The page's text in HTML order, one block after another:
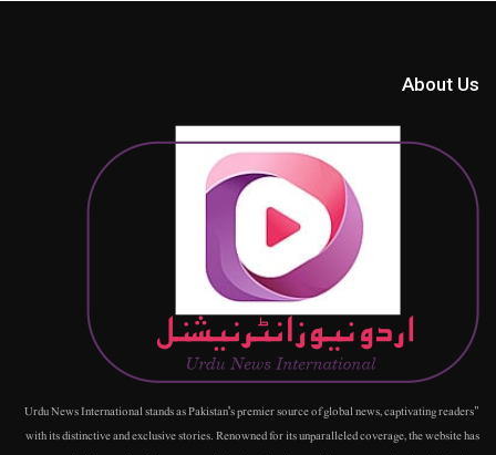
About Us
"Urdu News International stands as Pakistan's premier source of global news, captivating readers
with its distinctive and exclusive stories. Renowned for its unparalleled coverage, the website has